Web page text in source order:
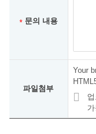
*문의 내용
파일첨부
Your